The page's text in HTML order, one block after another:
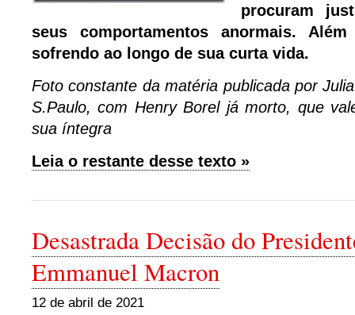
procuram
seus comportamentos anormais.
sofrendo ao longo de sua curta vida.
Foto constante da matéria publicada por
S.Paulo, com Henry Borel já morto, que
sua íntegra
Leia o restante desse texto »
Desastrada Decisão do
Emmanuel Macron
12 de abril de 2021